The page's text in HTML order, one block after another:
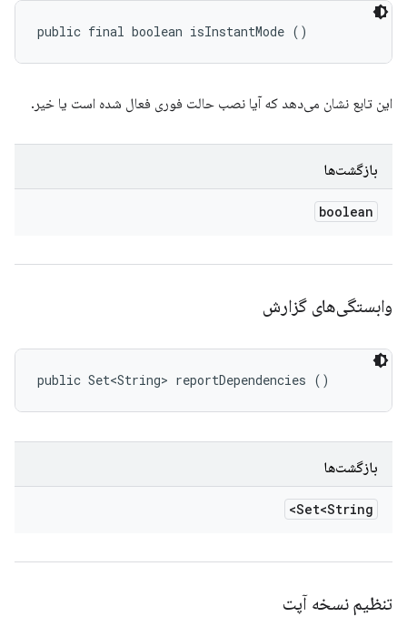
public final boolean isInstantMode ()
این تابع نشان می‌دهد که آیا نصب حالت فوری فعال شده است یا خیر.
بازگشت‌ها
boolean
وابستگی‌های گزارش
public Set<String> reportDependencies ()
بازگشت‌ها
Set<String>
تنظیم نسخه آپت